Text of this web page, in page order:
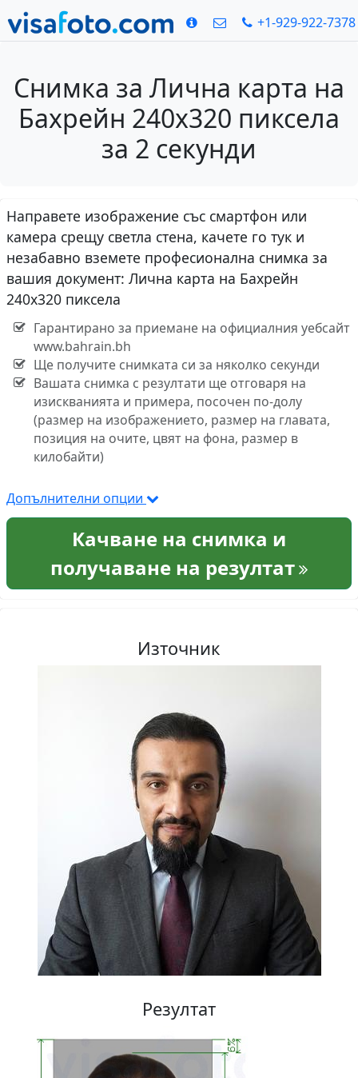
+1-929-922-7378
Снимка за Лична карта на
Бахрейн 240x320 пиксела
за 2 секунди
Направете изображение със смартфон или
камера срещу светла стена, качете го тук и
незабавно вземете професионална снимка за
вашия документ: Лична карта на Бахрейн
240x320 пиксела
Гарантирано за приемане на официалния уебсайт
www.bahrain.bh
Ще получите снимката си за няколко секунди
Вашата снимка с резултати ще отговаря на
изискванията и примера, посочен по-долу
(размер на изображението, размер на главата,
позиция на очите, цвят на фона, размер в
килобайти)
Допълнителни опции
Качване на снимка и
получаване на резултат
Източник
Резултат